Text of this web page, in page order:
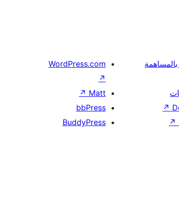
↗
↗
WordPress.com
↗
Matt
↗
bbPress
BuddyPress